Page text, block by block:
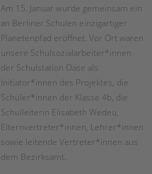
Am 15. Januar wurde gemeinsam ein
an Berliner Schulen einzigartiger
Planetenpfad eröffnet. ­Vor Ort waren
unsere Schulsozialarbeiter*innen
der Schulstation Oase als
Initiator*innen des Projektes, die
Schüler*innen der Klasse 4b, die
Schulleiterin Elisabeth Wedeu,
Elternvertreter*innen, Lehrer*innen
sowie leitende Vertreter*innen aus
dem Bezirksamt.